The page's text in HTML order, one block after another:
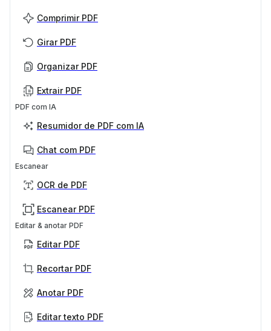
Comprimir PDF
Girar PDF
Organizar PDF
Extrair PDF
PDF com IA
Resumidor de PDF com IA
Chat com PDF
Escanear
OCR de PDF
Escanear PDF
Editar & anotar PDF
Editar PDF
Recortar PDF
Anotar PDF
Editar texto PDF